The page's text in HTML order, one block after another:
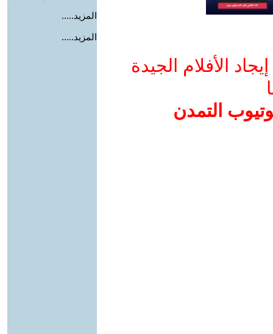
الأفلام الجيدة
التمدن
المزيد.....
المزيد.....